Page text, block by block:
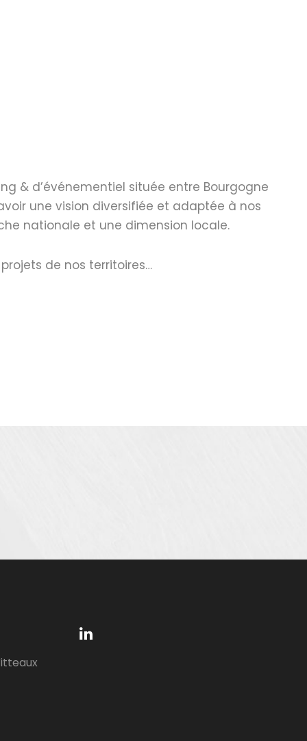
& d’événementiel située entre Bourgogne
une vision diversifiée et adaptée à nos
nationale et une dimension locale.
de nos territoires…